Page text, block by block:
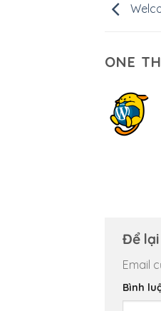
ONE
Để
Email
Bình